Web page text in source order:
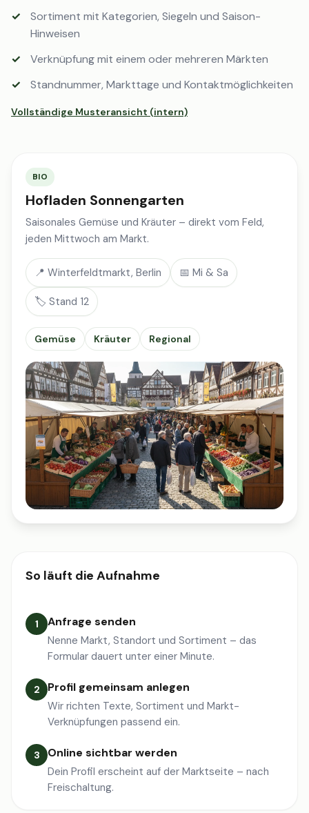
Sortiment mit Kategorien, Siegeln und Saison-
Hinweisen
Verknüpfung mit einem oder mehreren Märkten
Standnummer, Markttage und Kontaktmöglichkeiten
Vollständige Musteransicht (intern)
BIO
Hofladen Sonnengarten
Saisonales Gemüse und Kräuter – direkt vom Feld,
jeden Mittwoch am Markt.
📍 Winterfeldtmarkt, Berlin 📅 Mi & Sa
🏷️ Stand 12
Gemüse Kräuter Regional
So läuft die Aufnahme
1 Anfrage senden
Nenne Markt, Standort und Sortiment – das
Formular dauert unter einer Minute.
2 Profil gemeinsam anlegen
Wir richten Texte, Sortiment und Markt-
Verknüpfungen passend ein.
3 Online sichtbar werden
Dein Profil erscheint auf der Marktseite – nach
Freischaltung.